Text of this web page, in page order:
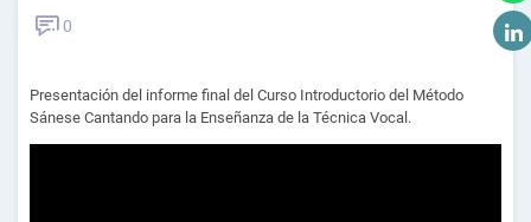
0
Presentación del informe final del Curso Introductorio del Método
Sánese Cantando para la Enseñanza de la Técnica Vocal.